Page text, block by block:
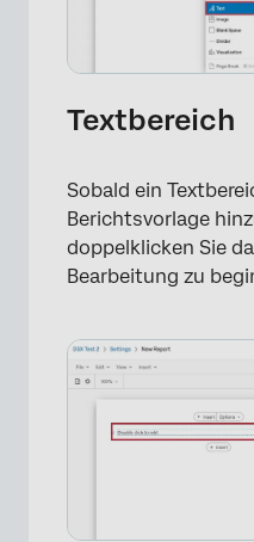
Textbereich
Sobald ein
Berichtsvorlage
doppelklicken Sie
Bearbeitung zu